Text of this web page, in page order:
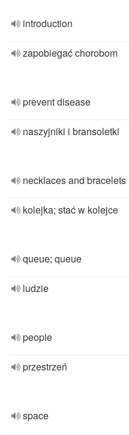
introduction
zapobiegać chorobom
prevent disease
naszyjniki i bransoletki
necklaces and bracelets
kolejka; stać w kolejce
queue; queue
ludzie
people
przestrzeń
space